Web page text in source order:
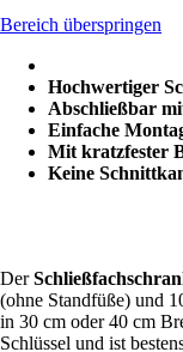
Bereich überspringen
Hochwertiger
Abschließbar
Einfache
Mit kratzfester
Keine
Der
(ohne Standfüße) und
in 30 cm oder 40 cm
Schlüssel und ist